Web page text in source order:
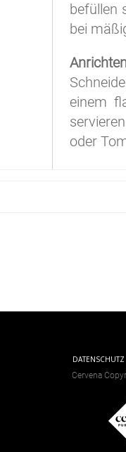
befüllen
bei
einem
oder
DATENSCHUTZ
Cervena